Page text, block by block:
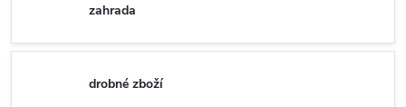
zahrada
drobné zboží